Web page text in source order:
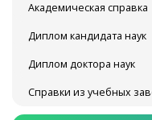
Академическая справка
Диплом кандидата наук
Диплом доктора наук
Справки из учебных